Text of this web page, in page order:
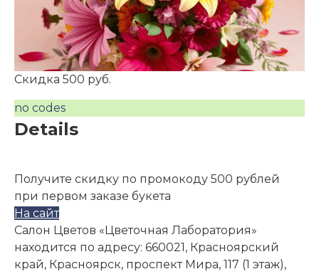
Скидка 500 руб.
no codes
Details
Получите скидку по промокоду 500 рублей
при первом заказе букета
На сайт
Салон Цветов «Цветочная Лаборатория»
находится по адресу: 660021, Красноярский
край, Красноярск, проспект Мира, 117 (1 этаж),